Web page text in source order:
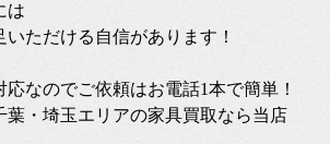
は
いただける自信があります！
応なのでご依頼はお電話1本で簡単！
葉・埼玉エリアの家具買取なら当店